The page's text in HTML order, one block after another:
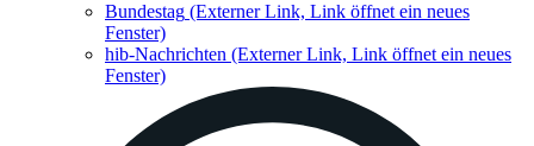
Bundestag (Externer Link, Link öffnet ein neues
Fenster)
hib-Nachrichten (Externer Link, Link öffnet ein neues
Fenster)